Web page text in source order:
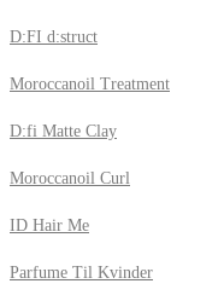
D:FI d:struct
Moroccanoil Treatment
D:fi Matte Clay
Moroccanoil Curl
ID Hair Me
Parfume Til Kvinder